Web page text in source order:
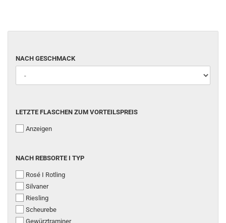
NACH GESCHMACK
LETZTE FLASCHEN ZUM VORTEILSPREIS
Anzeigen
NACH REBSORTE I TYP
Rosé I Rotling
Silvaner
Riesling
Scheurebe
Gewürztraminer